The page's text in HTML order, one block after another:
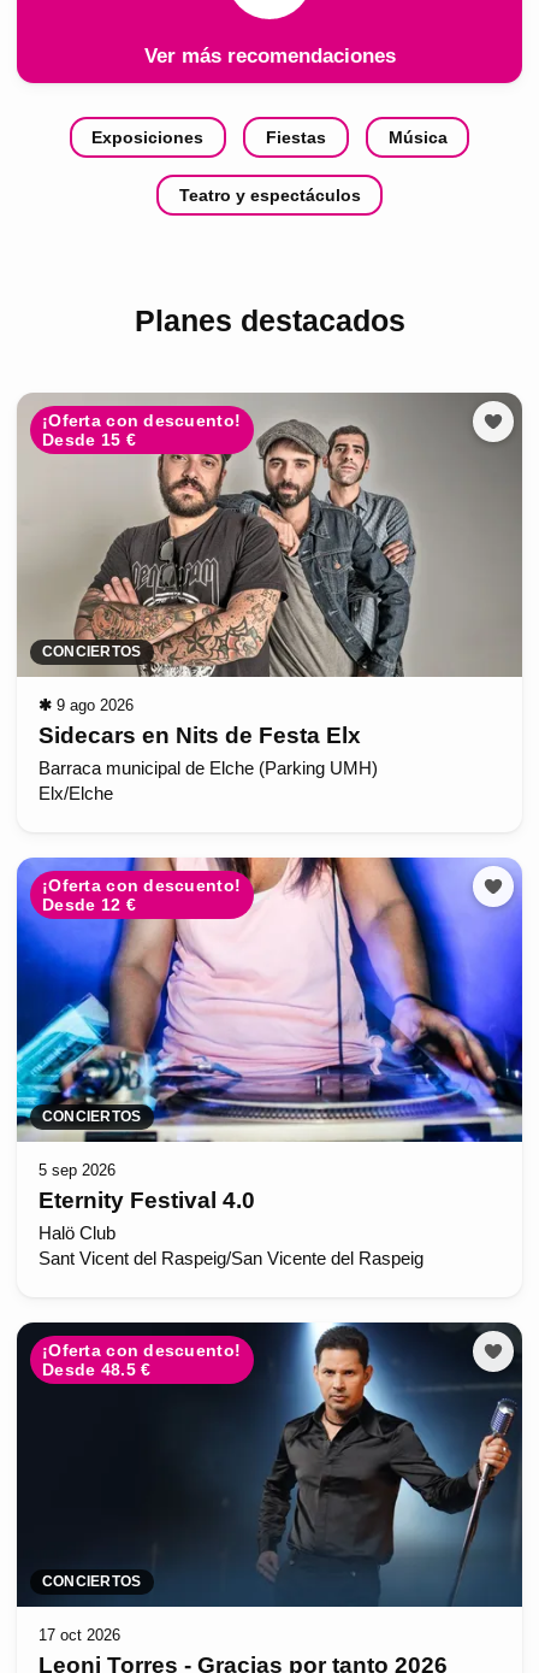
Ver más recomendaciones
Exposiciones Fiestas Música
Teatro y espectáculos
Planes destacados
¡Oferta con descuento!
Desde 15 €
CONCIERTOS
✱ 9 ago 2026
Sidecars en Nits de Festa Elx
Barraca municipal de Elche (Parking UMH)
Elx/Elche
¡Oferta con descuento!
Desde 12 €
CONCIERTOS
5 sep 2026
Eternity Festival 4.0
Halö Club
Sant Vicent del Raspeig/San Vicente del Raspeig
¡Oferta con descuento!
Desde 48.5 €
CONCIERTOS
17 oct 2026
Leoni Torres - Gracias por tanto 2026